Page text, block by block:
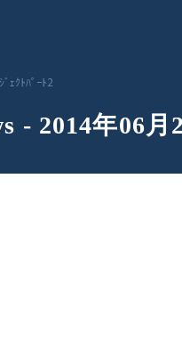
ｪｸﾄﾊﾟｰﾄ2
- 2014年06月